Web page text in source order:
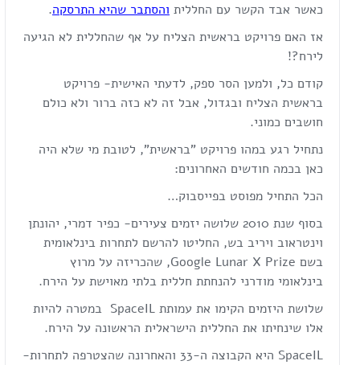
כאשר אבד הקשר עם החללית והסתבר שהיא התרסקה.
אז האם פרויקט בראשית הצליח על אף שהחללית לא הגיעה
לירח?!
קודם כל, ולמען הסר ספק, לדעתי האישית- פרויקט
בראשית הצליח ובגדול, אבל זה לא כזה ברור ולא כולם
חושבים כמוני.
נתחיל רגע במהו פרויקט "בראשית", לטובת מי שלא היה
כאן בכמה חודשים האחרונים:
הכל התחיל מפוסט בפייסבוק…
בסוף שנת 2010 שלושה יזמים צעירים- כפיר דמרי, יהונתן
וינטראוב ויריב בש, החליטו להרשם לתחרות בינלאומית
בשם Google Lunar X Prize, שהכריזה על מרוץ
בינלאומי מודרני להנחתת חללית בלתי מאוישת על הירח.
שלושת היזמים הקימו את עמותת SpaceIL במטרה להיות
אלו שינחיתו את החללית הישראלית הראשונה על הירח.
SpaceIL היא הקבוצה ה-33 והאחרונה שהצטרפה לתחרות-